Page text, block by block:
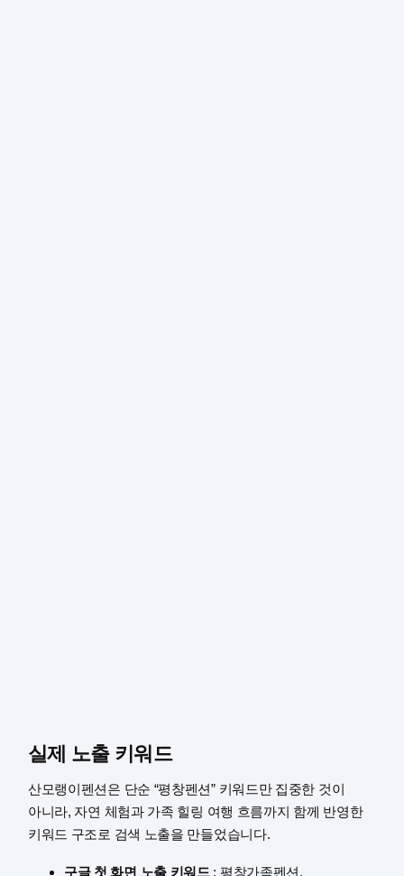
실제 노출 키워드
산모랭이펜션은 단순 “평창펜션” 키워드만 집중한 것이
아니라, 자연 체험과 가족 힐링 여행 흐름까지 함께 반영한
키워드 구조로 검색 노출을 만들었습니다.
구글 첫 화면 노출 키워드: 평창가족펜션,